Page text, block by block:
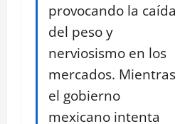
provocando la caída
del peso y
nerviosismo en los
mercados. Mientras
el gobierno
mexicano intenta